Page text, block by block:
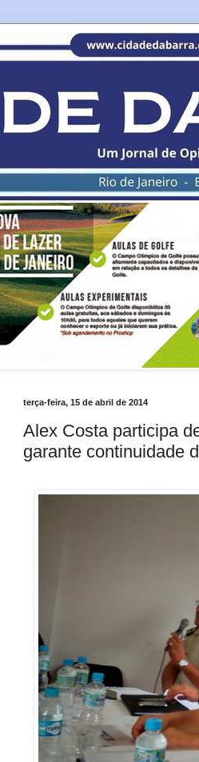
terça-feira, 15 de abril de 2014
Alex Costa participa
garante continuidade